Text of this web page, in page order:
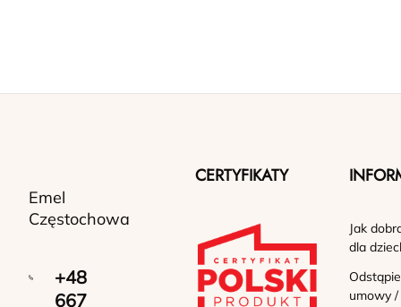
Emel
Częstochowa
+48
667
CERTYFIKATY
Jak
dla
umowy